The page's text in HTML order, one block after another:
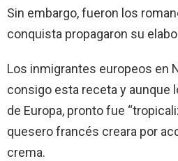
Sin embargo, fueron los
conquista propagaron su
Los inmigrantes europeos en
consigo esta receta y aunque
de Europa, pronto fue
quesero francés creara por
crema.